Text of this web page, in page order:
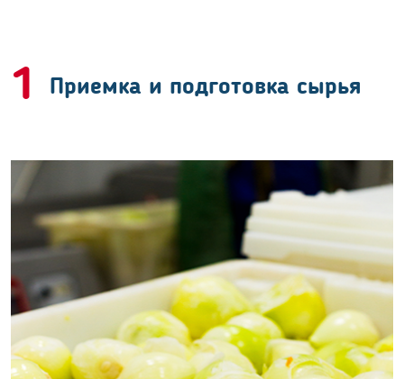
1 Приемка и подготовка сырья